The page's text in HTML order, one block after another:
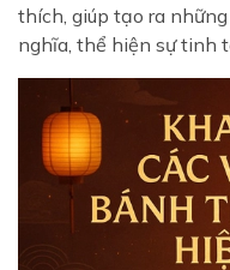
thích, giúp tạo ra
nghĩa, thể hiện sự tinh